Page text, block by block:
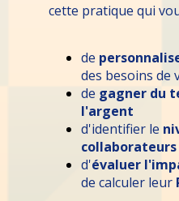
cette pratique qui
de
des besoins de
de gagner du
l'argent
d'identifier le
collaborateurs
d'évaluer
de calculer leur